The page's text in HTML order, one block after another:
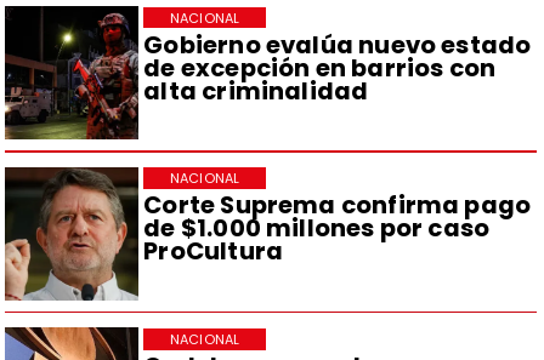
Gobierno evalúa nuevo estado
de excepción en barrios con
alta criminalidad
NACIONAL
Corte Suprema confirma pago
de $1.000 millones por caso
ProCultura
NACIONAL
NACIONAL